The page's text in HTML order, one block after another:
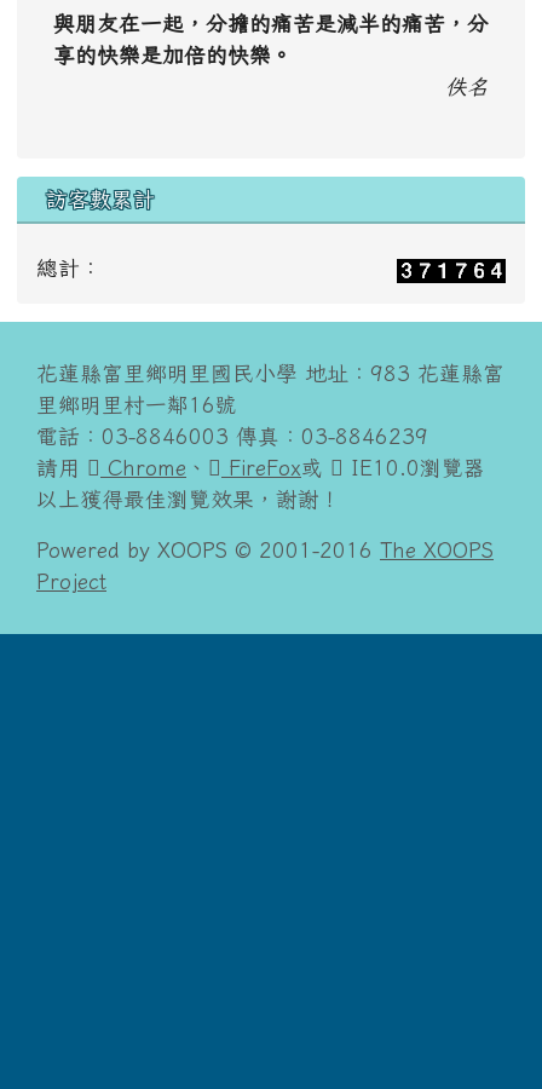
與朋友在一起，分擔的痛苦是減半的痛苦，分
享的快樂是加倍的快樂。
佚名
訪客數累計
總計：
花蓮縣富里鄉明里國民小學 地址：983 花蓮縣富
里鄉明里村一鄰16號
電話：03-8846003 傳真：03-8846239
請用
Chrome 、 FireFox或
IE10.0瀏覽器
以上獲得最佳瀏覽效果，謝謝！
Powered by XOOPS © 2001-2016 The XOOPS
Project